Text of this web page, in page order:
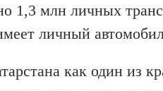
1,3 млн личных
личный
как один из